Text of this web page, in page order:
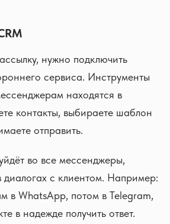
нужно подключить
сервиса. Инструменты
находятся в
контакты, выбираете шаблон
отправить.
во все мессенджеры,
диалогах с клиентом. Например:
в WhatsApp, потом в Telegram,
в надежде получить ответ.